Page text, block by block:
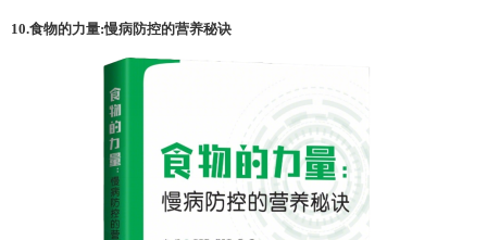
10.食物的力量:慢病防控的营养秘诀